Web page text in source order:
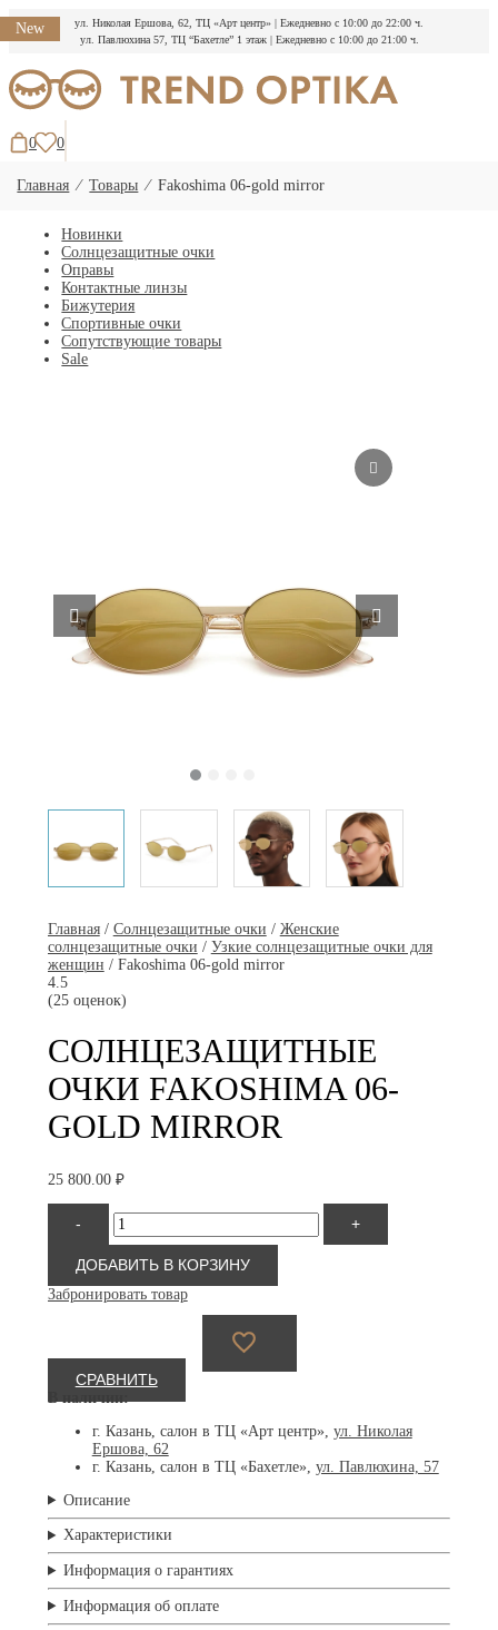
ул. Николая Ершова, 62, ТЦ «Арт центр» | Ежедневно с 10:00 до 22:00 ч.
ул. Павлюхина 57, ТЦ “Бахетле” 1 этаж | Ежедневно с 10:00 до 21:00 ч.
к
содержимому
0 0
Главная ⁄Товары ⁄Fakoshima 06-gold mirror
Новинки
Солнцезащитные очки
Оправы
Контактные линзы
Бижутерия
Спортивные очки
Сопутствующие товары
Sale
New
Главная/ Солнцезащитные очки / Женские
солнцезащитные очки / Узкие солнцезащитные очки для
женщин / Fakoshima 06-gold mirror
4.5
(25 оценок)
СОЛНЦЕЗАЩИТНЫЕ
ОЧКИ FAKOSHIMA 06-
GOLD MIRROR
25 800.00 ₽
-
Количество
товара
Fakoshima
06-
gold
mirror
+
ДОБАВИТЬ В КОРЗИНУ
Забронировать товар
СРАВНИТЬ
В наличии:
г. Казань, салон в ТЦ «Арт центр», ул. Николая
Ершова, 62
г. Казань, салон в ТЦ «Бахетле», ул. Павлюхина, 57
Описание
Характеристики
Информация о гарантиях
Информация об оплате